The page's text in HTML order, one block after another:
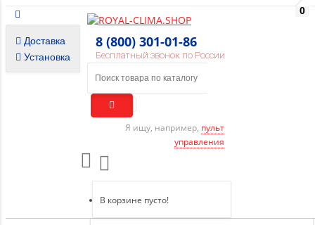
Доставка
Установка
8 (800) 301-01-86
Бесплатный звонок по России
Я ищу, например, пульт
управления
0
В корзине пусто!